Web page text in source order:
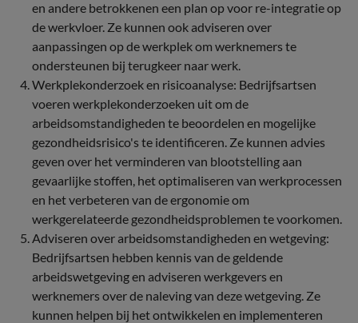
en andere betrokkenen een plan op voor re-integratie op
de werkvloer. Ze kunnen ook adviseren over
aanpassingen op de werkplek om werknemers te
ondersteunen bij terugkeer naar werk.
Werkplekonderzoek en risicoanalyse: Bedrijfsartsen
voeren werkplekonderzoeken uit om de
arbeidsomstandigheden te beoordelen en mogelijke
gezondheidsrisico's te identificeren. Ze kunnen advies
geven over het verminderen van blootstelling aan
gevaarlijke stoffen, het optimaliseren van werkprocessen
en het verbeteren van de ergonomie om
werkgerelateerde gezondheidsproblemen te voorkomen.
Adviseren over arbeidsomstandigheden en wetgeving:
Bedrijfsartsen hebben kennis van de geldende
arbeidswetgeving en adviseren werkgevers en
werknemers over de naleving van deze wetgeving. Ze
kunnen helpen bij het ontwikkelen en implementeren